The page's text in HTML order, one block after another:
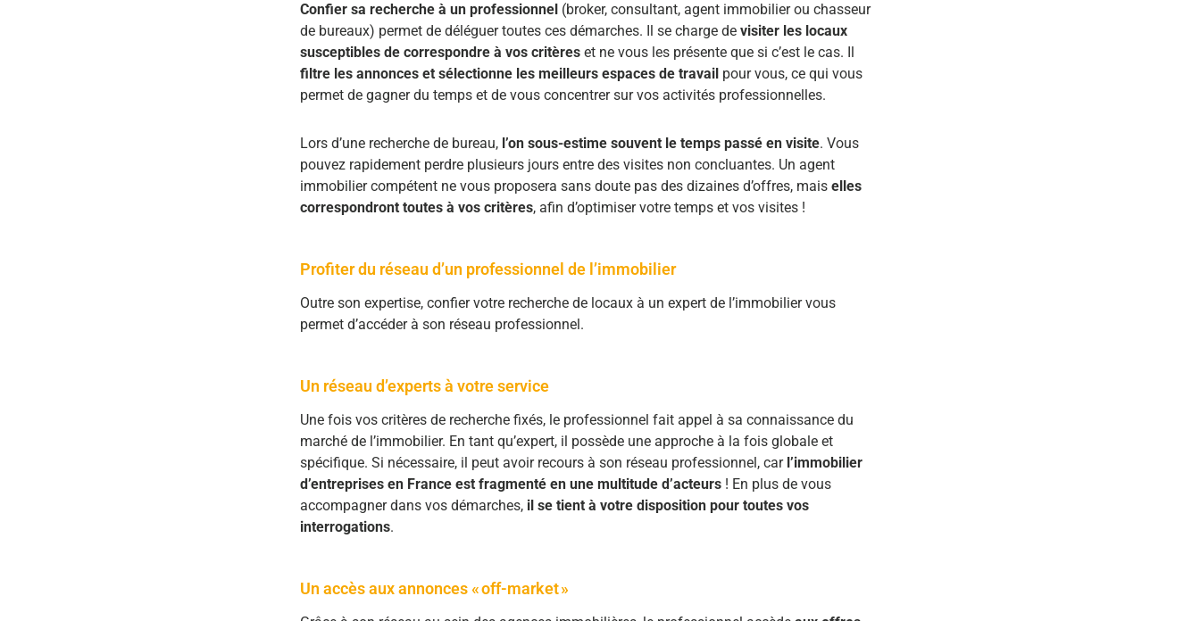
Confier sa recherche à un professionnel (broker, consultant, agent immobilier ou chasseur
de bureaux) permet de déléguer toutes ces démarches. Il se charge de visiter les locaux
susceptibles de correspondre à vos critères et ne vous les présente que si c’est le cas. Il
filtre les annonces et sélectionne les meilleurs espaces de travail pour vous, ce qui vous
permet de gagner du temps et de vous concentrer sur vos activités professionnelles.
Lors d’une recherche de bureau, l’on sous-estime souvent le temps passé en visite. Vous
pouvez rapidement perdre plusieurs jours entre des visites non concluantes. Un agent
immobilier compétent ne vous proposera sans doute pas des dizaines d’offres, mais elles
correspondront toutes à vos critères, afin d’optimiser votre temps et vos visites !
Profiter du réseau d’un professionnel de l’immobilier
Outre son expertise, confier votre recherche de locaux à un expert de l’immobilier vous
permet d’accéder à son réseau professionnel.
Un réseau d’experts à votre service
Une fois vos critères de recherche fixés, le professionnel fait appel à sa connaissance du
marché de l’immobilier. En tant qu’expert, il possède une approche à la fois globale et
spécifique. Si nécessaire, il peut avoir recours à son réseau professionnel, carl’immobilier
d’entreprises en France est fragmenté en une multitude d’acteurs ! En plus de vous
accompagner dans vos démarches, il se tient à votre disposition pour toutes vos
interrogations.
Un accès aux annonces « off-market »